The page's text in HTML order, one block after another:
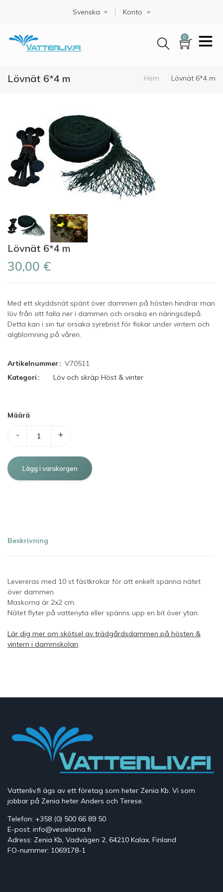
Select your language
Svenska Konto
0
Lövnät 6*4 m Länkstig
Hem Lövnät 6*4 m
Lövnät 6*4 m
30,00 €
Med ett skyddsnät spänt över dammen på hösten hindrar man
löv från att falla ner i dammen och orsaka en näringsdepå.
Detta kan i sin tur orsaka syrebrist för fiskar under vintern och
algblomning på våren.
Artikelnummer
V70511
Kategori
Löv och skräp Höst & vinter
Määrä
- +
Beskrivning
Levereras med 10 st fästkrokar för att enkelt spänna nätet
över dammen.
Maskorna är 2x2 cm.
Nätet flyter på vattenyta eller spänns upp en bit över ytan.
Lär dig mer om skötsel av trädgårdsdammen på hösten &
vintern i dammskolan.
Vattenliv.fi ägs av ett företag som heter Zenia Kb. Vi som
jobbar på Zenia heter Anders och Terese.
Telefon: +358 (0) 500 66 89 50
E-post: info@vesielama.fi
Adress: Zenia Kb, Vadvägen 2, 64210 Kalax, Finland
FO-nummer: 1069178-1